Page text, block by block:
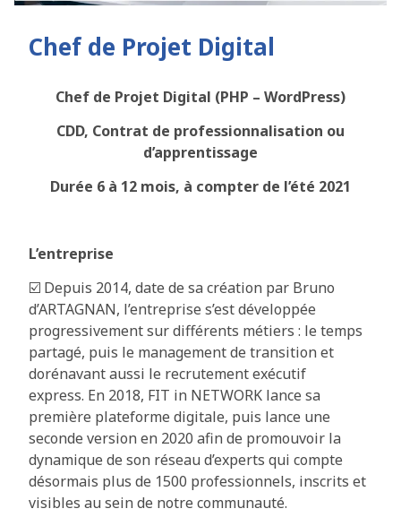
Chef de Projet Digital
Chef de Projet Digital (PHP – WordPress)
CDD, Contrat de professionnalisation ou
d’apprentissage
Durée 6 à 12 mois, à compter de l’été 2021
L’entreprise
☑️ Depuis 2014, date de sa création par Bruno
d’ARTAGNAN, l’entreprise s’est développée
progressivement sur différents métiers : le temps
partagé, puis le management de transition et
dorénavant aussi le recrutement exécutif
express. En 2018, FIT in NETWORK lance sa
première plateforme digitale, puis lance une
seconde version en 2020 afin de promouvoir la
dynamique de son réseau d’experts qui compte
désormais plus de 1500 professionnels, inscrits et
visibles au sein de notre communauté.